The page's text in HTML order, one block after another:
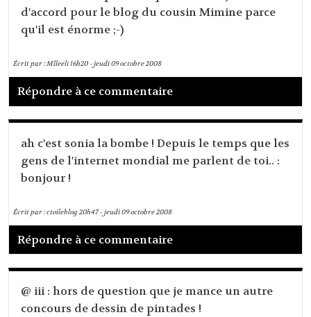
d'accord pour le blog du cousin Mimine parce
qu'il est énorme ;-)
Écrit par :Mlleeli16h20-jeudi 09octobre 2008
Répondre à ce commentaire
ah c'est sonia la bombe ! Depuis le temps que les
gens de l'internet mondial me parlent de toi.. :
bonjour !
Écrit par :ctoileblog 20h47-jeudi 09octobre 2008
Répondre à ce commentaire
@ iii : hors de question que je mance un autre
concours de dessin de pintades !